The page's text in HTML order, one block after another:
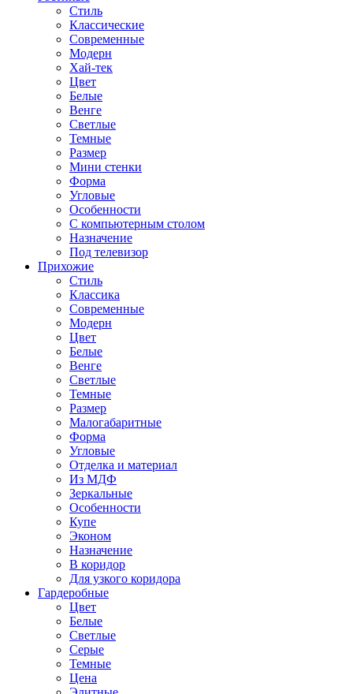
Стиль
Классические
Современные
Модерн
Хай-тек
Цвет
Белые
Венге
Светлые
Темные
Размер
Мини стенки
Форма
Угловые
Особенности
С компьютерным столом
Назначение
Под телевизор
Прихожие
Стиль
Классика
Современные
Модерн
Цвет
Белые
Венге
Светлые
Темные
Размер
Малогабаритные
Форма
Угловые
Отделка и материал
Из МДФ
Зеркальные
Особенности
Купе
Эконом
Назначение
В коридор
Для узкого коридора
Гардеробные
Цвет
Белые
Светлые
Серые
Темные
Цена